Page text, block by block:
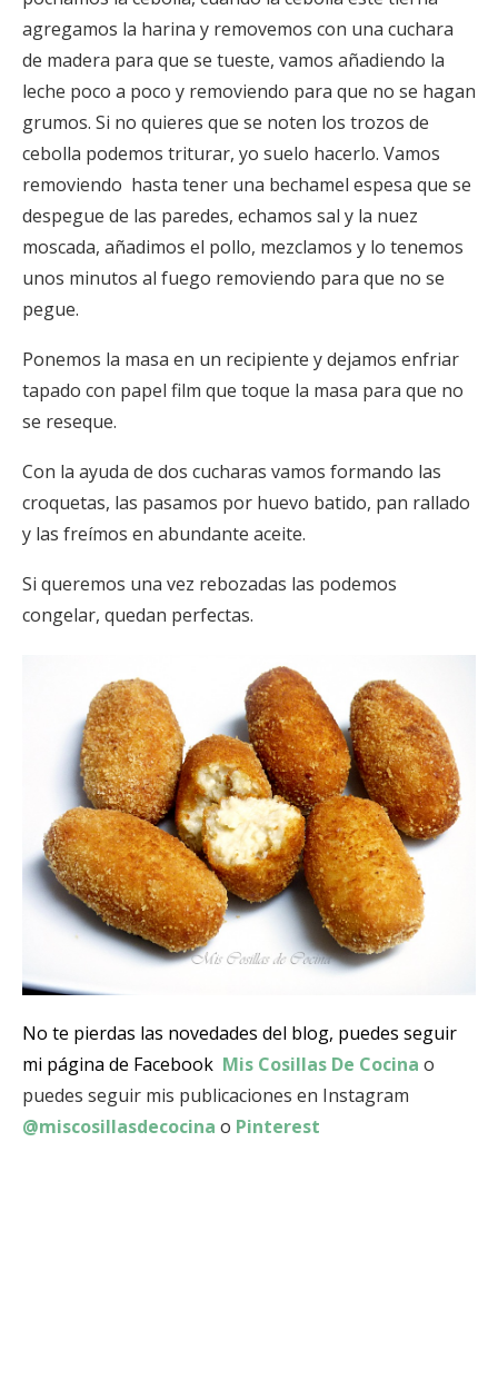
agregamos la harina y removemos con una cuchara
de madera para que se tueste, vamos añadiendo la
leche poco a poco y removiendo para que no se hagan
grumos. Si no quieres que se noten los trozos de
cebolla podemos triturar, yo suelo hacerlo. Vamos
removiendo hasta tener una bechamel espesa que se
despegue de las paredes, echamos sal y la nuez
moscada, añadimos el pollo, mezclamos y lo tenemos
unos minutos al fuego removiendo para que no se
pegue.
Ponemos la masa en un recipiente y dejamos enfriar
tapado con papel film que toque la masa para que no
se reseque.
Con la ayuda de dos cucharas vamos formando las
croquetas, las pasamos por huevo batido, pan rallado
y las freímos en abundante aceite.
Si queremos una vez rebozadas las podemos
congelar, quedan perfectas.
No te pierdas las novedades del blog, puedes seguir
mi página de Facebook Mis Cosillas De Cocina o
puedes seguir mis publicaciones en Instagram
@miscosillasdecocina o Pinterest